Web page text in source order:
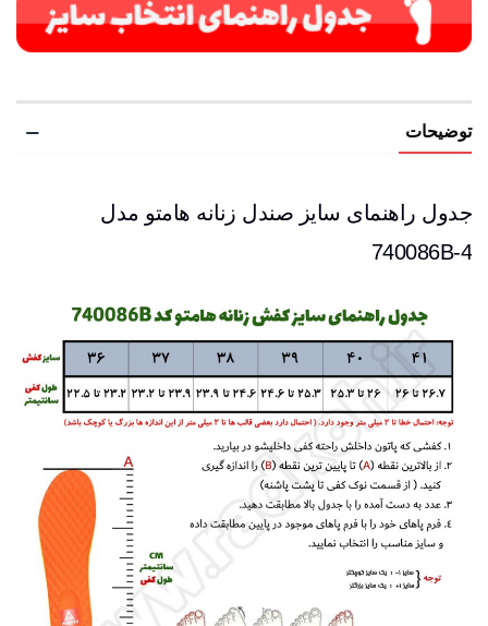
توضیحات
جدول راهنمای سایز صندل زنانه هامتو مدل
740086B-4